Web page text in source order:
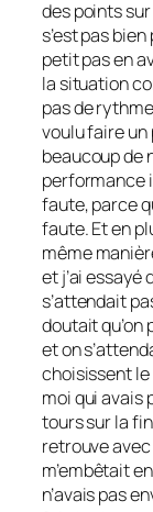
des points
s’est pas
petit pas en
la situation
pas de
voulu faire un
beaucoup de
performance
faute, parce
faute. Et en
même
et j’ai essayé
s’attendait
doutait qu’on
et on
choisissent le
moi qui avais
tours sur la
retrouve
m’embêtait
n’avais pas